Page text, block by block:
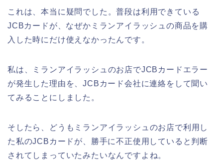
これは、本当に疑問でした。普段は利用できている
JCBカードが、なぜかミランアイラッシュの商品を購
入した時にだけ使えなかったんです。
私は、ミランアイラッシュのお店でJCBカードエラー
が発生した理由を、JCBカード会社に連絡をして聞い
てみることにしました。
そしたら、どうもミランアイラッシュのお店で利用し
た私のJCBカードが、勝手に不正使用していると判断
されてしまっていたみたいなんですよね。